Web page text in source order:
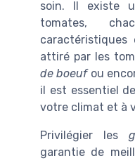
soin. Il existe
tomates,
attiré par les
de boeufou
il est essentiel
votre climat et à
Privilégier les
garantie de